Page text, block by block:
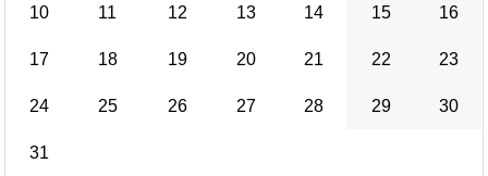
10 11 12 13 14 15 16
17 18 19 20 21 22 23
24 25 26 27 28 29 30
31